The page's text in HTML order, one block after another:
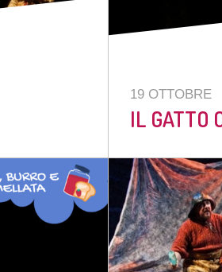
19 OTTOBRE
IL GATTO